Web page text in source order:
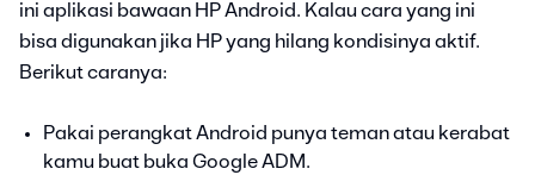
ini aplikasi bawaan HP Android. Kalau cara yang ini
bisa digunakan jika HP yang hilang kondisinya aktif.
Berikut caranya:
Pakai perangkat Android punya teman atau kerabat
kamu buat buka Google ADM.